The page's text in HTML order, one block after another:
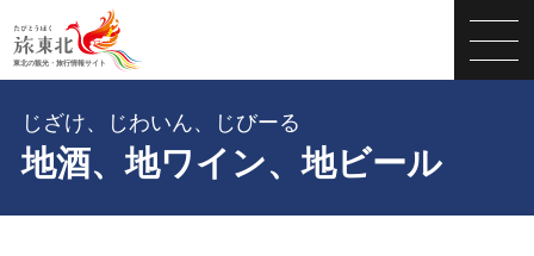
地酒、地ワイン、地ビール
じざけ、じわいん、じびーる